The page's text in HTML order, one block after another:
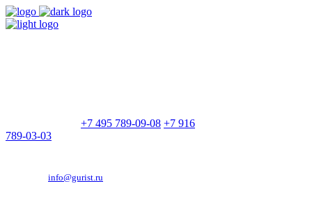
+7 495 789-09-08 +7 916
789-03-03
info@gurist.ru